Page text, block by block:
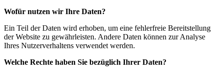
Wofür nutzen wir Ihre Daten?
Ein Teil der Daten wird erhoben, um eine fehlerfreie Bereitstellung
der Website zu gewährleisten. Andere Daten können zur Analyse
Ihres Nutzerverhaltens verwendet werden.
Welche Rechte haben Sie bezüglich Ihrer Daten?